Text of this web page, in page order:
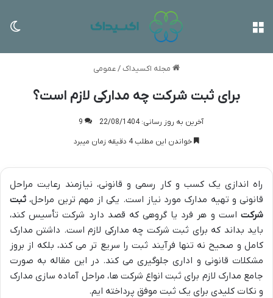
مجله اکسیداک/عمومی
برای ثبت شرکت چه مدارکی لازم است؟
آخرین به روز رسانی: 22/08/1404
9
خواندن این مطلب 4 دقیقه زمان میبرد
راه اندازی یک کسب و کار رسمی و قانونی، نیازمند رعایت مراحل
قانونی و تهیه مدارک مورد نیاز است. یکی از مهم ترین مراحل، ثبت
شرکت است و هر فرد یا گروهی که قصد دارد شرکت تأسیس کند،
باید بداند که برای ثبت شرکت چه مدارکی لازم است. داشتن مدارک
کامل و صحیح نه تنها فرآیند ثبت را سریع تر می کند، بلکه از بروز
مشکلات قانونی و اداری جلوگیری می کند. در این مقاله به صورت
جامع مدارک لازم برای ثبت انواع شرکت ها، مراحل آماده سازی مدارک
و نکات کلیدی برای یک ثبت موفق پرداخته ایم.